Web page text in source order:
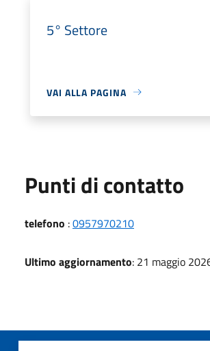
5° Settore
VAI ALLA PAGINA
Punti di contatto
telefono :0957970210
Ultimo aggiornamento: 21 maggio